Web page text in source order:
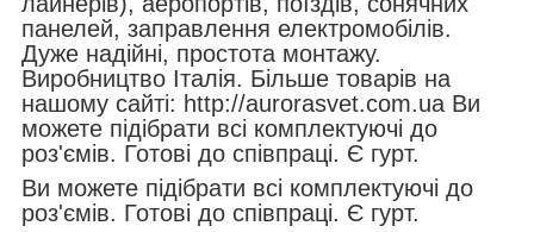
панелей, заправлення електромобілів.
Дуже надійні, простота монтажу.
Виробництво Італія. Більше товарів на
нашому сайті: http://aurorasvet.com.ua Ви
можете підібрати всі комплектуючі до
роз'ємів. Готові до співпраці. Є гурт.
Ви можете підібрати всі комплектуючі до
роз'ємів. Готові до співпраці. Є гурт.